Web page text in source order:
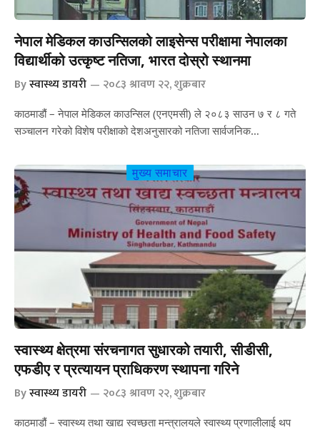
नेपाल मेडिकल काउन्सिलको लाइसेन्स परीक्षामा नेपालका
विद्यार्थीको उत्कृष्ट नतिजा, भारत दोस्रो स्थानमा
Byस्वास्थ्य डायरी २०८३ श्रावण २२, शुक्रबार
काठमाडौं – नेपाल मेडिकल काउन्सिल (एनएमसी) ले २०८३ साउन ७ र ८ गते
सञ्चालन गरेको विशेष परीक्षाको देशअनुसारको नतिजा सार्वजनिक…
मुख्य समाचार
स्वास्थ्य क्षेत्रमा संरचनागत सुधारको तयारी, सीडीसी,
एफडीए र प्रत्यायन प्राधिकरण स्थापना गरिने
Byस्वास्थ्य डायरी २०८३ श्रावण २२, शुक्रबार
काठमाडौं – स्वास्थ्य तथा खाद्य स्वच्छता मन्त्रालयले स्वास्थ्य प्रणालीलाई थप